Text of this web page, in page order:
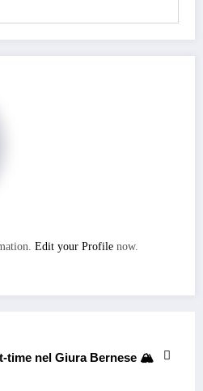
Edit your Profile now.
time nel Giura Bernese 🏔️